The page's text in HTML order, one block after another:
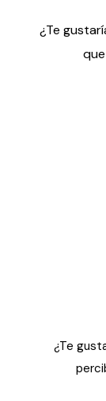
¿Te
¿Te